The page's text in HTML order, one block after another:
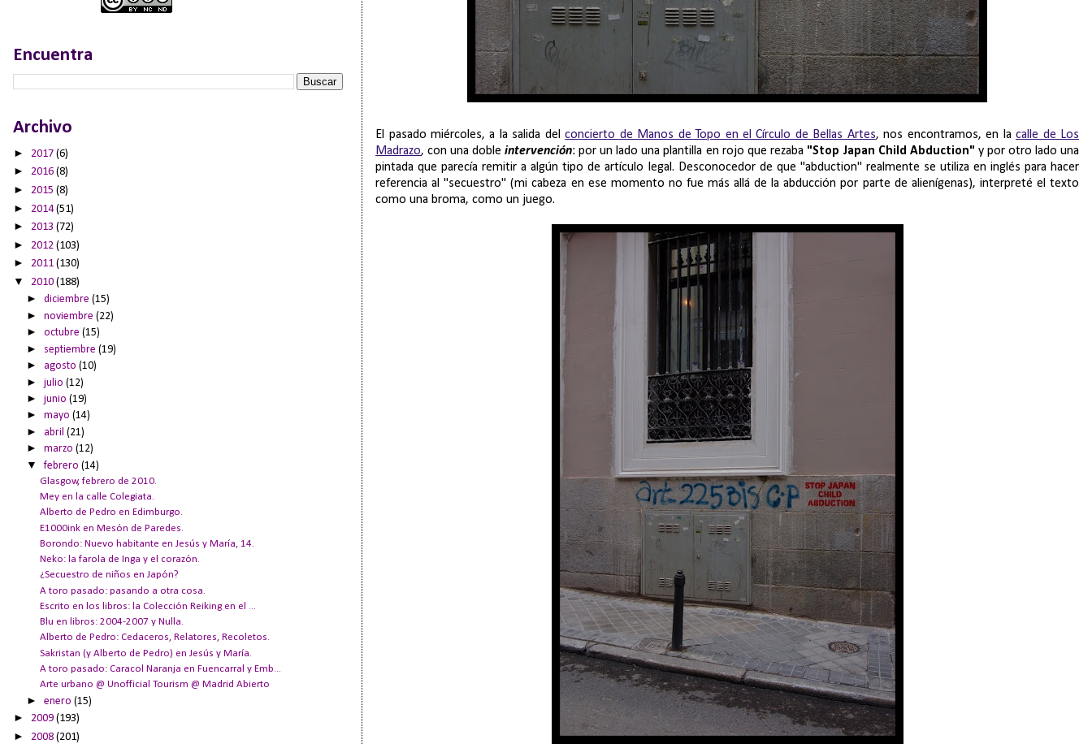
El pasado miércoles, a la salida delconcierto de Manos de Topo en el Círculo de Bellas Artes, nos encontramos, en lacalle de Los
Madrazo, con una dobleintervención: por un lado una plantilla en rojo que rezaba "Stop Japan Child Abduction" y por otro lado una
pintada que parecía remitir a algún tipo de artículo legal. Desconocedor de que "abduction" realmente se utiliza en inglés para hacer
referencia al "secuestro" (mi cabeza en ese momento no fue más allá de la abducción por parte de alienígenas), interpreté el texto
como una broma, como un juego.
Encuentra
Archivo
► 2017 (6)
► 2016 (8)
► 2015 (8)
► 2014(51)
► 2013 (72)
► 2012 (103)
► 2011 (130)
▼ 2010 (188)
►diciembre(15)
►noviembre(22)
►octubre(15)
► septiembre(19)
► agosto(10)
►julio(12)
►junio(19)
►mayo(14)
► abril(21)
►marzo(12)
▼febrero(14)
Glasgow, febrero de 2010.
Mey en la calle Colegiata.
Alberto de Pedro en Edimburgo.
E1000ink en Mesón de Paredes.
Borondo: Nuevo habitante en Jesús y María, 14.
Neko: la farola de Inga y el corazón.
¿Secuestro de niños en Japón?
A toro pasado: pasando a otra cosa.
Escrito en los libros: la Colección Reiking en el ...
Blu en libros: 2004-2007 y Nulla.
Alberto de Pedro: Cedaceros, Relatores, Recoletos.
Sakristan (y Alberto de Pedro) en Jesús y María.
A toro pasado: Caracol Naranja en Fuencarral y Emb...
Arte urbano @ Unofficial Tourism @ Madrid Abierto
►enero(15)
► 2009 (193)
► 2008 (201)